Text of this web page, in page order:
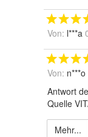
Von: l***a
Von: n***o
Antwort
Quelle
Mehr...